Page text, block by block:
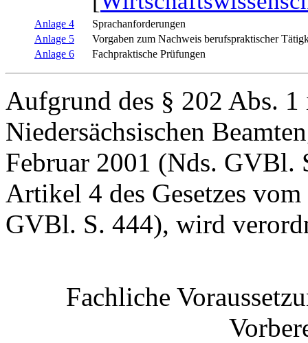
Anlage 4
Sprachanforderungen
Anlage 5
Vorgaben zum Nachweis berufspraktischer
Anlage 6
Fachpraktische Prüfungen
Aufgrund des § 202 Abs.
Niedersächsischen
Februar 2001 (Nds. GVBl.
Artikel 4 des Gesetzes
GVBl. S. 444), wird
Fachliche